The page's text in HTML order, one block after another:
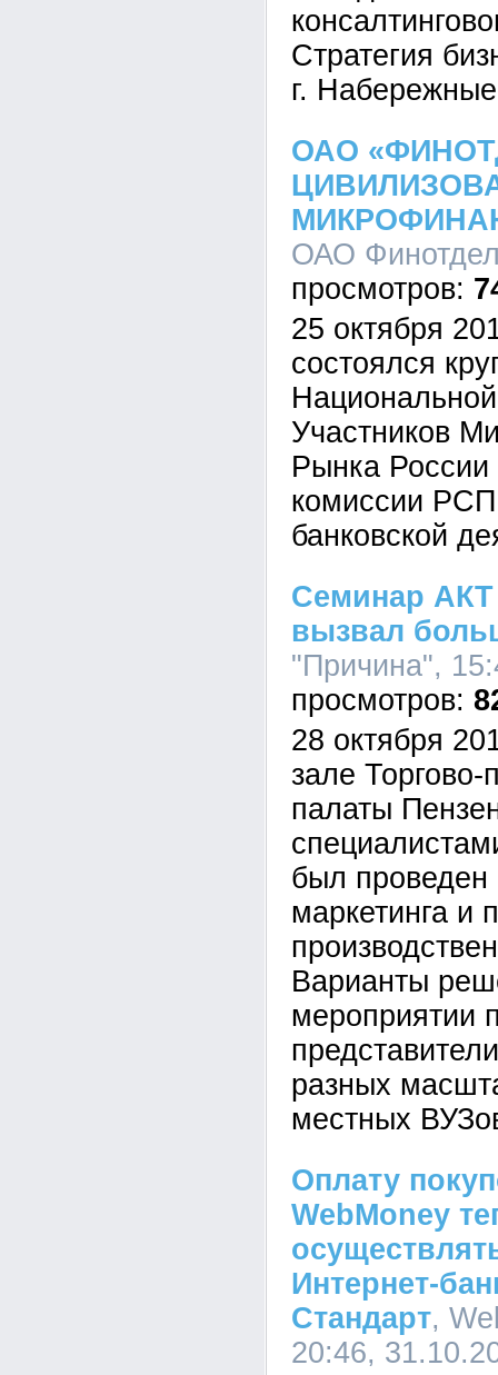
Стратегия
г.
ОАО
ОАО
25 октября
состоялся
Участников
Рынка
комиссии
банковской
Семинар
вызвал
"Причина",
28 октября
зале
палаты
был
маркетинга и
Варианты
мероприятии
разных
местных
Оплату
WebMoney
Интернет-
Стандарт,
20:46,